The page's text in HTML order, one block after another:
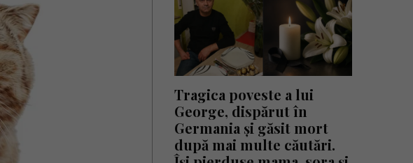
Tragica poveste a lui
George, dispărut în
Germania și găsit mort
după mai multe căutări.